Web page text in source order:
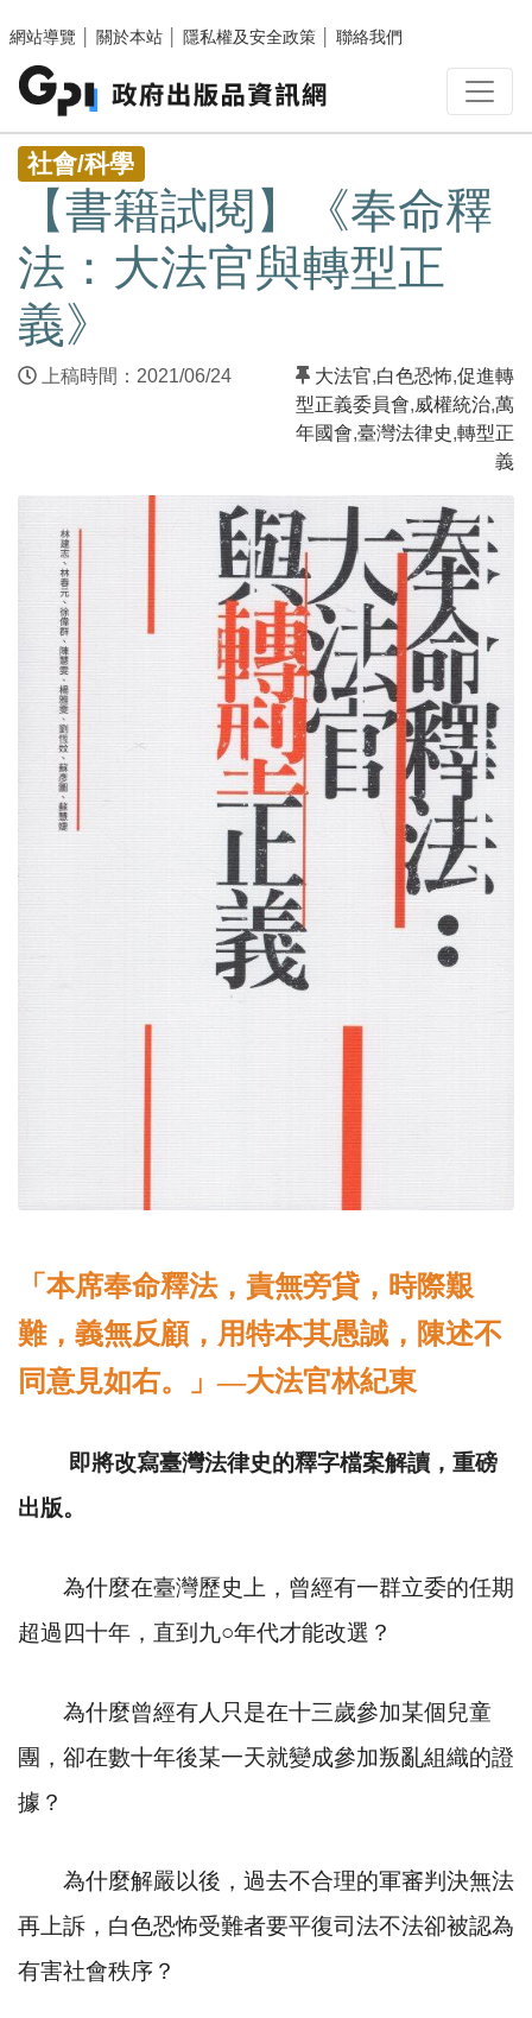
網站導覽
關於本站 隱私權及安全政策 聯絡我們
:::
社會/科學
【書籍試閱】《奉命釋
法：大法官與轉型正
義》
上稿時間：2021/06/24 大法官,白色恐怖,促進轉
型正義委員會,威權統治,萬
年國會,臺灣法律史,轉型正
義
「本席奉命釋法，責無旁貸，時際艱
難，義無反顧，用特本其愚誠，陳述不
同意見如右。」—大法官林紀東
即將改寫臺灣法律史的釋字檔案解讀，重磅
出版。
為什麼在臺灣歷史上，曾經有一群立委的任期
超過四十年，直到九○年代才能改選？
為什麼曾經有人只是在十三歲參加某個兒童
團，卻在數十年後某一天就變成參加叛亂組織的證
據？
為什麼解嚴以後，過去不合理的軍審判決無法
再上訴，白色恐怖受難者要平復司法不法卻被認為
有害社會秩序？